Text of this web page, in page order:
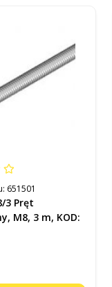
651501
3 Pręt
M8, 3 m, KOD: